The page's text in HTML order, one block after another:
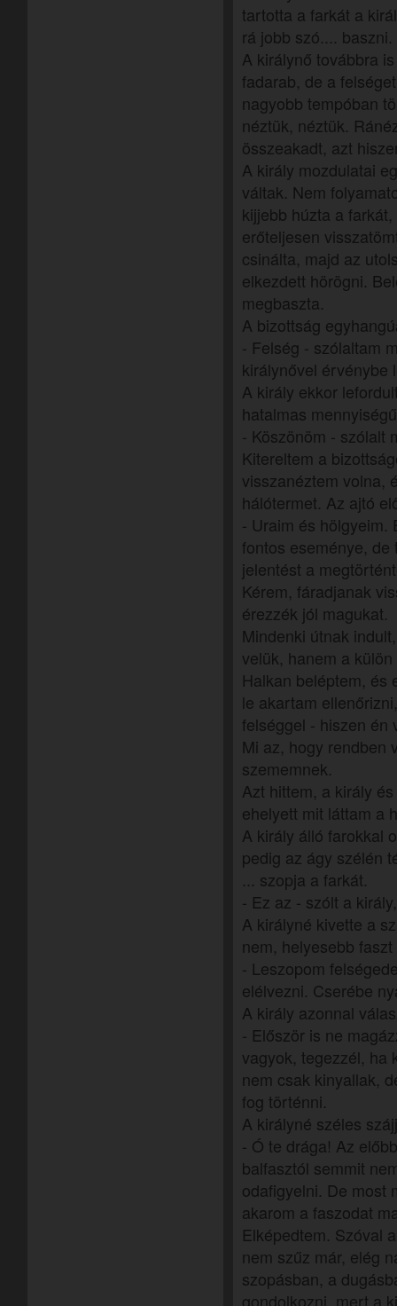
tartotta a farkát a
rá jobb szó.... baszni.
A királynő továbbra
fadarab, de a
nagyobb tempóban
néztük, néztük.
összeakadt, azt
A király mozdulatai
váltak. Nem
kijjebb húzta a
erőteljesen
csinálta, majd az
elkezdett hörögni.
megbaszta.
A bizottság
- Felség - szólaltam
királynővel érvénybe
A király ekkor
hatalmas
- Köszönöm - szólalt
Kitereltem a
visszanéztem volna,
hálótermet. Az ajtó
- Uraim és hölgyeim.
fontos eseménye,
jelentést a
Kérem, fáradjanak
érezzék jól magukat.
Mindenki útnak
velük, hanem a
Halkan beléptem, és
le akartam
felséggel - hiszen én
Mi az, hogy rendben
szememnek.
Azt hittem, a király
ehelyett mit láttam a
A király álló farokkal
pedig az ágy szélén
... szopja a farkát.
- Ez az - szólt a
A királyné kivette a
nem, helyesebb
- Leszopom
elélvezni. Cserébe
A király azonnal
- Először is ne
vagyok, tegezzél, ha
nem csak kinyallak,
fog történni.
A királyné széles
- Ó te drága! Az
balfasztól semmit
odafigyelni. De most
akarom a faszodat
Elképedtem. Szóval
nem szűz már, elég
szopásban, a
gondolkozni, mert a